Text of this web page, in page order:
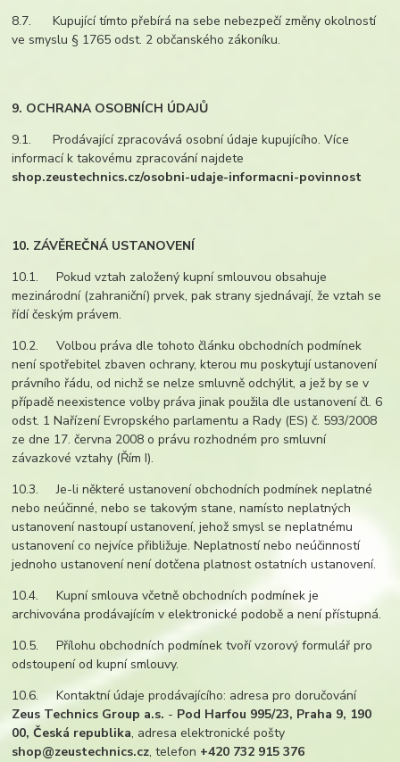
8.7. Kupující tímto přebírá na sebe nebezpečí změny okolností
ve smyslu § 1765 odst. 2 občanského zákoníku.
9. OCHRANA OSOBNÍCH ÚDAJŮ
9.1. Prodávající zpracovává osobní údaje kupujícího. Více
informací k takovému zpracování najdete
shop.zeustechnics.cz/osobni-udaje-informacni-povinnost
10. ZÁVĚREČNÁ USTANOVENÍ
10.1. Pokud vztah založený kupní smlouvou obsahuje
mezinárodní (zahraniční) prvek, pak strany sjednávají, že vztah se
řídí českým právem.
10.2. Volbou práva dle tohoto článku obchodních podmínek
není spotřebitel zbaven ochrany, kterou mu poskytují ustanovení
právního řádu, od nichž se nelze smluvně odchýlit, a jež by se v
případě neexistence volby práva jinak použila dle ustanovení čl. 6
odst. 1 Nařízení Evropského parlamentu a Rady (ES) č. 593/2008
ze dne 17. června 2008 o právu rozhodném pro smluvní
závazkové vztahy (Řím I).
10.3. Je-li některé ustanovení obchodních podmínek neplatné
nebo neúčinné, nebo se takovým stane, namísto neplatných
ustanovení nastoupí ustanovení, jehož smysl se neplatnému
ustanovení co nejvíce přibližuje. Neplatností nebo neúčinností
jednoho ustanovení není dotčena platnost ostatních ustanovení.
10.4. Kupní smlouva včetně obchodních podmínek je
archivována prodávajícím v elektronické podobě a není přístupná.
10.5. Přílohu obchodních podmínek tvoří vzorový formulář pro
odstoupení od kupní smlouvy.
10.6. Kontaktní údaje prodávajícího: adresa pro doručování
Zeus Technics Group a.s. - Pod Harfou 995/23, Praha 9, 190
00, Česká republika, adresa elektronické pošty
shop@zeustechnics.cz, telefon +420 732 915 376